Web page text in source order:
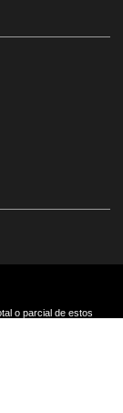
o parcial de estos